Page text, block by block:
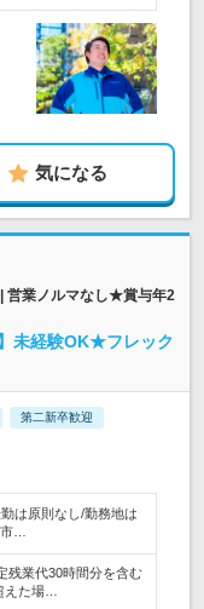
気になる
営業ノルマなし★賞与年2
未経験OK★フレック
第二新卒歓迎
は原則なし/勤務地は
…
残業代30時間分を含む
た場…